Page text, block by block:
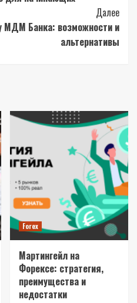
Далее
МДМ Банка: возможности и
альтернативы
Forex
Мартингейл на
Форексе: стратегия,
преимущества и
недостатки